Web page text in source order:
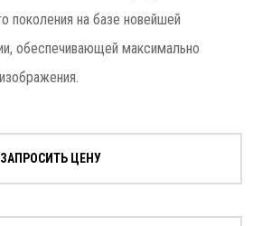
поколения на базе новейшей
обеспечивающей максимально
ЗАПРОСИТЬ ЦЕНУ